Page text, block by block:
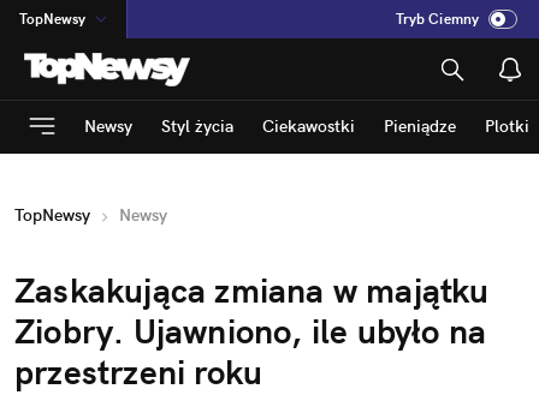
TopNewsy
na:Temat
INN:Poland
ASZ:dziennik
dad:HERO
Tryb Ciemny
Newsy Styl życia Ciekawostki Pieniądze Plotki
TopNewsy Newsy
Zaskakująca zmiana w majątku
Ziobry. Ujawniono, ile ubyło na
przestrzeni roku